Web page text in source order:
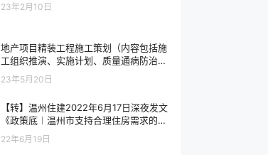
23年2月10日
地产项目精装工程施工策划（内容包括施
工组织推演、实施计划、质量通病防治
等）
23年5月20日
【转】温州住建2022年6月17日深夜发文
《政策底︱温州市支持合理住房需求的阶
段性政策》
22年6月19日